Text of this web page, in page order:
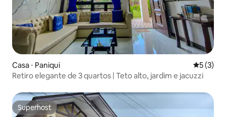
Casa ⋅ Paniqui 5 de
5 (3)
Retiro elegante de 3 quartos | Teto alto, jardim e jacuzzi
Superhost
Superhost